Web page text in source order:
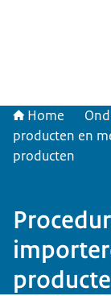
Home
producten en
producten